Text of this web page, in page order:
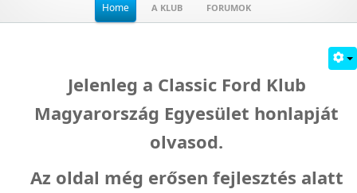
Home A KLUB FORUMOK
Jelenleg a Classic Ford Klub
Magyarország Egyesület honlapját
olvasod.
Az oldal még erősen fejlesztés alatt